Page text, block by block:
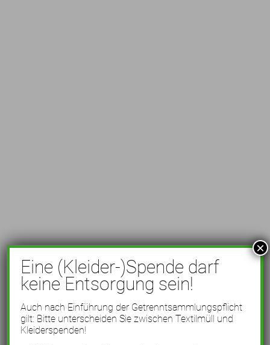
Eine (Kleider-)Spende darf
keine Entsorgung sein!
Auch nach Einführung der Getrenntsammlungspflicht
gilt: Bitte unterscheiden Sie zwischen Textilmüll und
Kleiderspenden!
×